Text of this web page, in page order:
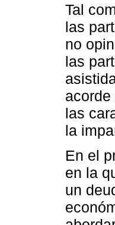
Tal
las
no
las
las
la
En el
en la
un